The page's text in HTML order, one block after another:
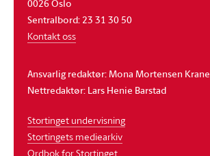
0026 Oslo
Sentralbord: 23 31 30 50
Kontakt oss
Ansvarlig redaktør: Mona Mortensen Krane
Nettredaktør: Lars Henie Barstad
Stortinget undervisning
Stortingets mediearkiv
Ordbok for Stortinget